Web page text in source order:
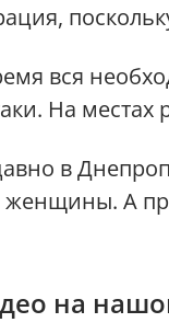
вся
На
в
женщины. А
на